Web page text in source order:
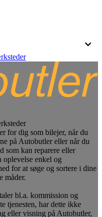
for dig som bilejer, når du
på Autobutler eller når du
som kan reparere eller
enkel og
for at søge og sortere i dine
måder.
bl.a. kommission og
tjenesten, har dette ikke
eller visning på Autobutler,